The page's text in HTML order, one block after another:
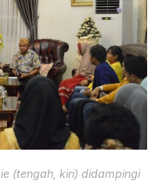
(tengah, kiri) didampingi